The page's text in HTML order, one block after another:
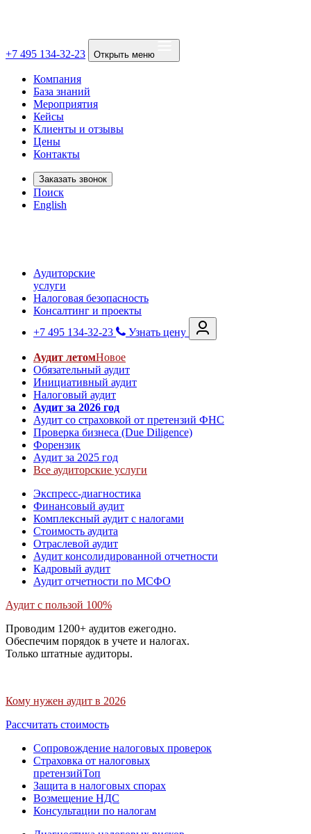
+7 495 134-32-23 Открыть меню
Компания
База знаний
Мероприятия
Кейсы
Клиенты и отзывы
Цены
Контакты
Заказать звонок
Поиск
English
Аудиторские
услуги
Налоговая безопасность
Консалтинг и проекты
+7 495 134-32-23
Узнать цену
Аудит летомНовое
Обязательный аудит
Инициативный аудит
Налоговый аудит
Аудит за 2026 год
Аудит со страховкой от претензий ФНС
Проверка бизнеса (Due Diligence)
Форензик
Аудит за 2025 год
Все аудиторские услуги
Экспресс-диагностика
Финансовый аудит
Комплексный аудит с налогами
Стоимость аудита
Отраслевой аудит
Аудит консолидированной отчетности
Кадровый аудит
Аудит отчетности по МСФО
Аудит с пользой 100%
Проводим 1200+ аудитов ежегодно.
Обеспечим порядок в учете и налогах.
Только штатные аудиторы.
Кому нужен аудит в 2026
Рассчитать стоимость
Сопровождение налоговых проверок
Страховка от налоговых
претензийТоп
Защита в налоговых спорах
Возмещение НДС
Консультации по налогам